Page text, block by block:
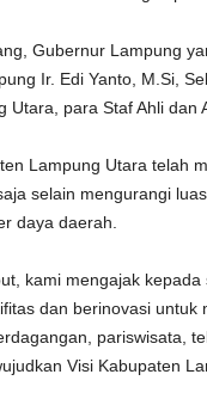
Gubernur Lampung
Ir. Edi Yanto, M.Si,
Utara, para Staf Ahli dan
Lampung Utara telah
selain mengurangi
daya daerah.
kami mengajak
dan berinovasi
pariswisata,
Visi Kabupaten